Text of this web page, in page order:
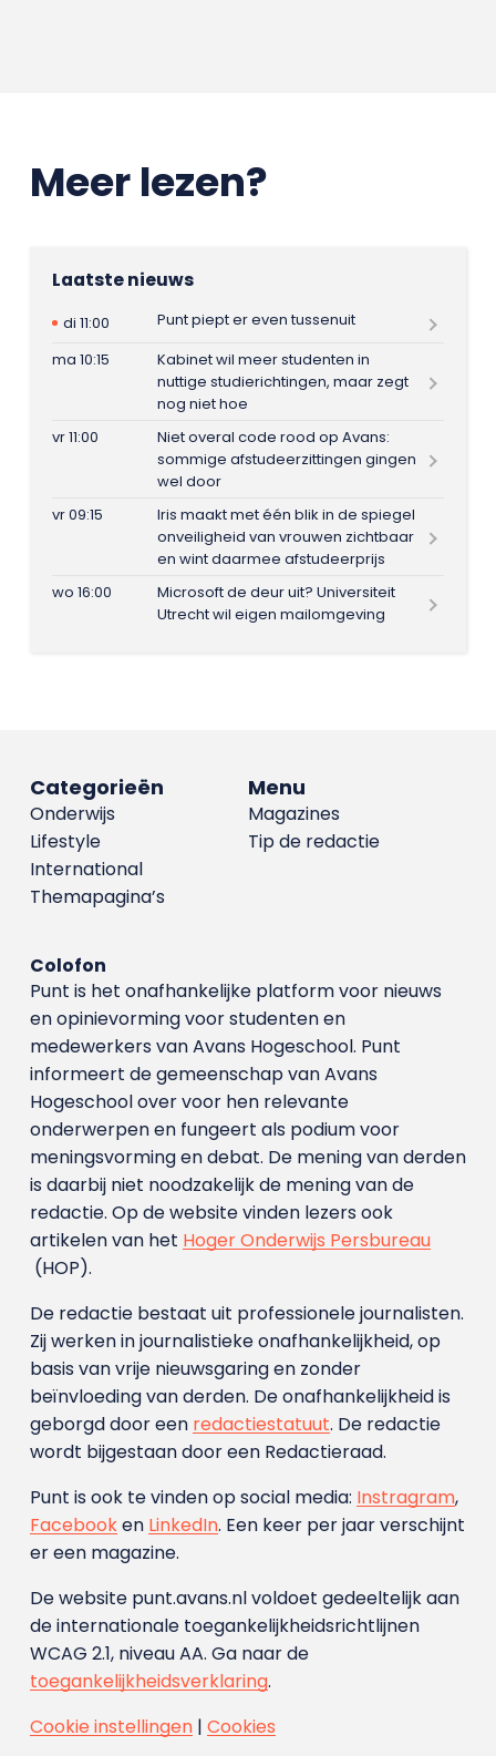
Meer lezen?
Laatste nieuws
di 11:00
Punt piept er even tussenuit
ma 10:15
Kabinet wil meer studenten in
nuttige studierichtingen, maar zegt
nog niet hoe
vr 11:00
Niet overal code rood op Avans:
sommige afstudeerzittingen gingen
wel door
vr 09:15
Iris maakt met één blik in de spiegel
onveiligheid van vrouwen zichtbaar
en wint daarmee afstudeerprijs
wo 16:00
Microsoft de deur uit? Universiteit
Utrecht wil eigen mailomgeving
Menu
Magazines
Tip de redactie
Categorieën
Onderwijs
Lifestyle
International
Themapagina’s
Colofon
Punt is het onafhankelijke platform voor nieuws
en opinievorming voor studenten en
medewerkers van Avans Hoge­school. Punt
informeert de gemeenschap van Avans
Hogeschool over voor hen relevante
onderwerpen en fungeert als podium voor
meningsvorming en debat. De mening van derden
is daarbij niet noodzakelijk de mening van de
redactie. Op de website vinden lezers ook
artikelen van het Hoger Onderwijs Persbureau
(HOP).
De redactie bestaat uit professionele journalisten.
Zij werken in journalistieke onafhankelijkheid, op
basis van vrije nieuwsgaring en zonder
beïnvloeding van derden. De onafhankelijkheid is
geborgd door een redactiestatuut. De redactie
wordt bijgestaan door een Redactieraad.
Punt is ook te vinden op social media: Instragram,
Facebooken LinkedIn. Een keer per jaar verschijnt
er een magazine.
De website punt.avans.nl voldoet gedeeltelijk aan
de internationale toegankelijkheidsrichtlijnen
WCAG 2.1, niveau AA. Ga naar de
toegankelijkheidsverklaring.
Cookie instellingen| Cookies